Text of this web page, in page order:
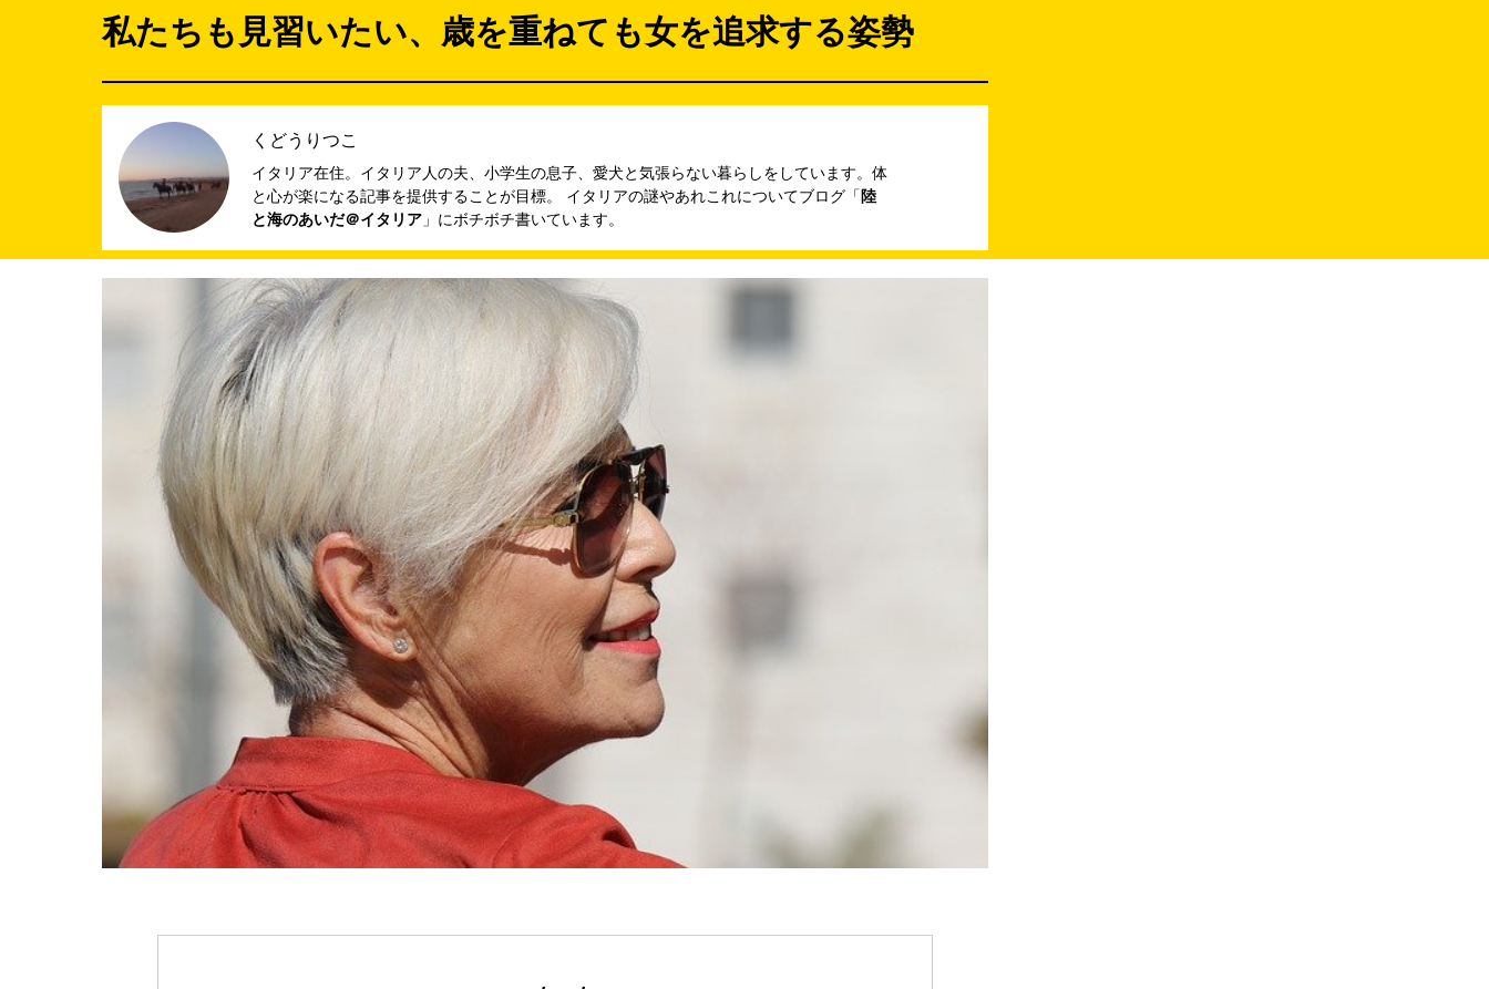
私たちも見習いたい、歳を重ねても女を追求する姿勢
くどうりつこ
イタリア在住。イタリア人の夫、小学生の息子、愛犬と気張らない暮らしをしています。体
と心が楽になる記事を提供することが目標。 イタリアの謎やあれこれについてブログ「陸
と海のあいだ＠イタリア 」にボチボチ書いています。